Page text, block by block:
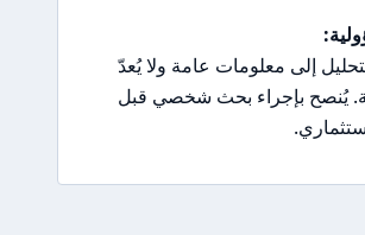
إلى معلومات عامة ولا يُعدّ
يُنصح بإجراء بحث شخصي قبل